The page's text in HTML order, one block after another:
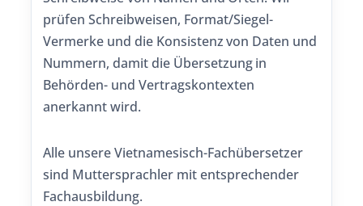
prüfen Schreibweisen, Format/Siegel-
Vermerke und die Konsistenz von Daten und
Nummern, damit die Übersetzung in
Behörden- und Vertragskontexten
anerkannt wird.
Alle unsere Vietnamesisch-Fachübersetzer
sind Muttersprachler mit entsprechender
Fachausbildung.